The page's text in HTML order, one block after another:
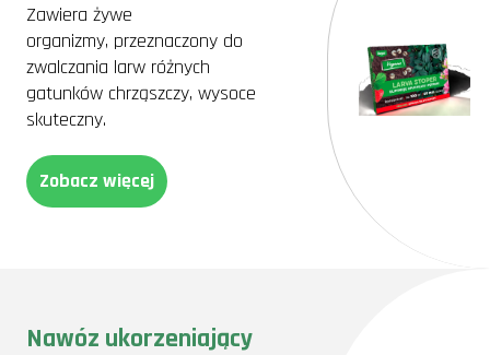
Zawiera żywe
organizmy, przeznaczony do
zwalczania larw różnych
gatunków chrząszczy, wysoce
skuteczny.
Zobacz więcej
Nawóz ukorzeniający